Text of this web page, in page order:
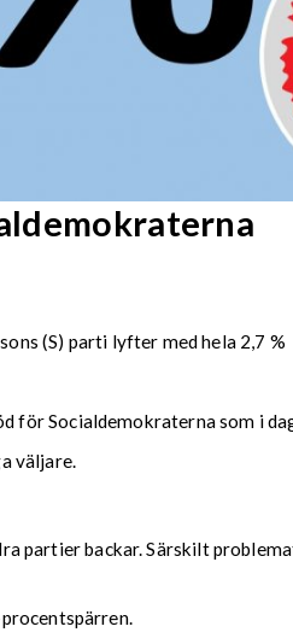
(S) parti lyfter med hela 2,7
Socialdemokraterna som i
väljare.
partier backar. Särskilt